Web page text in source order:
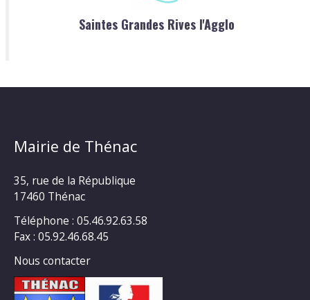
Saintes Grandes Rives l'Agglo
Mairie de Thénac
35, rue de la République
17460 Thénac
Téléphone : 05.46.92.63.58
Fax : 05.92.46.68.45
Nous contacter